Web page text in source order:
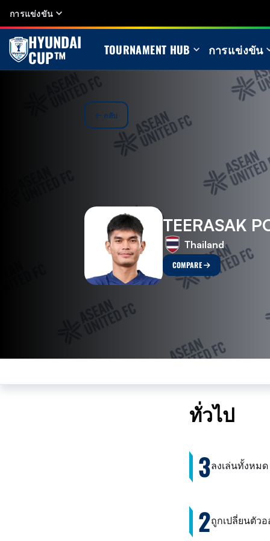
การแข่งขัน
HYUNDAI
CUP™ TOURNAMENT HUB การแข่งขัน
กลับ
TEERASAK
Thailand
COMPARE
ทั่วไป
3ลงเล่นทั้งหมด
2ถูกเปลี่ยนตัว